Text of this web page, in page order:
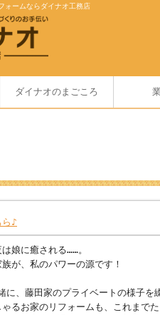
ームならダイナオ工務店
ダイナオのまごころ
ら♪
娘に癒される……。
が、私のパワーの源です！
に、藤田家のプライベートの様子を
るお家のリフォームも、これまでた